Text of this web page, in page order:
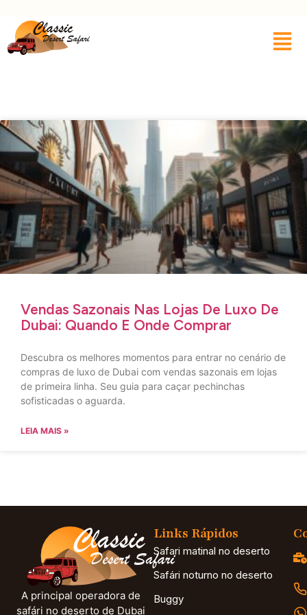
Vendas Sazonais Nas Lojas De Luxo De
Dubai: Quando E Onde Comprar
Descubra os melhores momentos para entrar no cenário de
compras de luxo de Dubai com vendas sazonais em lojas
de primeira linha. Seu guia para caçar pechinchas
sofisticadas o aguarda.
LEIA MAIS »
A principal operadora de
safári no deserto de Dubai
Links Rápidos
Safari matinal no deserto
Safári noturno no deserto
Buggy